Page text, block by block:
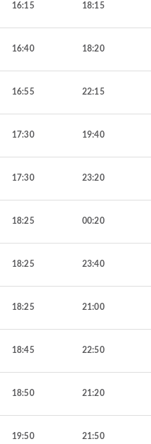
16:15 18:15
16:40 18:20
16:55 22:15
17:30 19:40
17:30 23:20
18:25 00:20
18:25 23:40
18:25 21:00
18:45 22:50
18:50 21:20
19:50 21:50